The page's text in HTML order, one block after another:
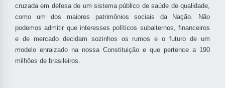
cruzada em defesa de um sistema público de saúde de qualidade,
como um dos maiores patrimônios sociais da Nação. Não
podemos admitir que interesses políticos subalternos, financeiros
e de mercado decidam sozinhos os rumos e o futuro de um
modelo enraizado na nossa Constituição e que pertence a 190
milhões de brasileiros.